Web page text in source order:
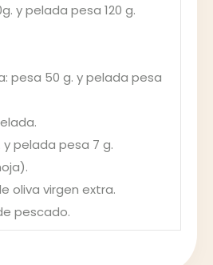
y pelada pesa 120 g.
pesa 50 g. y pelada pesa
y pelada pesa 7 g.
oliva virgen extra.
pescado.